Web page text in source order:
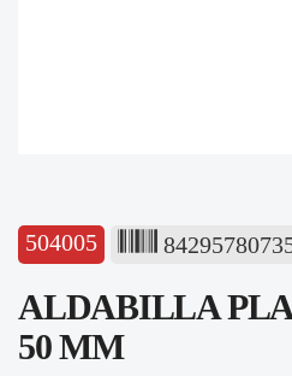
504005
ALDABILLA
50 MM